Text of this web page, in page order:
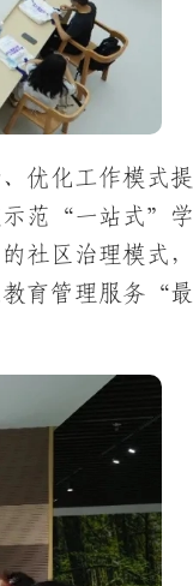
优化工作模式提
示范“一站式”学
社区治理模式，
教育管理服务“最